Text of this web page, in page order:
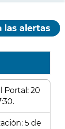
las alertas
Portal: 20
5 de